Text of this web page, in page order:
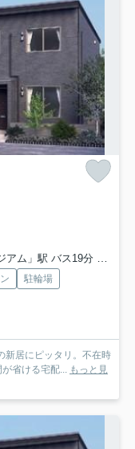
19分 「四軒屋」 停歩3分
駐輪場
新居にピッタリ。不在時
省ける宅配... もっと見